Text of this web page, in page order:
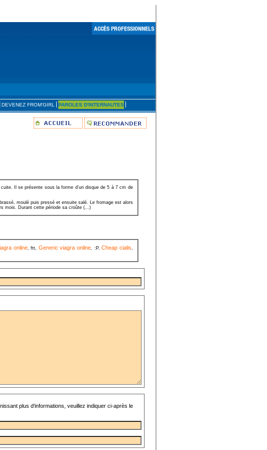
DEVENEZ FROM'GIRL PAROLES D'INTERNAUTES
Il se présente sous la forme d’un disque de 5 à 7 cm de
moulé puis pressé et ensuite salé. Le fromage est alors
mois. Durant cette période sa croûte (...)
online, ftt, Generic viagra online, :P,Cheap cialis,
plus d'informations, veuillez indiquer ci-après le